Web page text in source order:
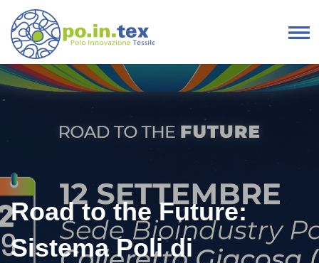
Navigazione principale
Road to the Future:
Sistema Poli di